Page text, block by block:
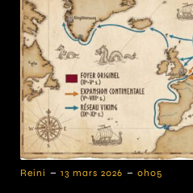
Reini - 13 mars 2026 - 0h05